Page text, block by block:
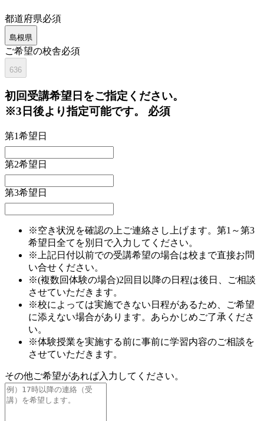
都道府県必須
島根県
ご希望の校舎必須
636
初回受講希望日をご指定ください。
※3日後より指定可能です。 必須
第1希望日
第2希望日
第3希望日
※空き状況を確認の上ご連絡さし上げます。第1～第3
希望日全てを別日で入力してください。
※上記日付以前での受講希望の場合は校まで直接お問
い合せください。
※(複数回体験の場合)2回目以降の日程は後日、ご相談
させていただきます。
※校によっては実施できない日程があるため、ご希望
に添えない場合があります。あらかじめご了承くださ
い。
※体験授業を実施する前に事前に学習内容のご相談を
させていただきます。
その他ご希望があれば入力してください。